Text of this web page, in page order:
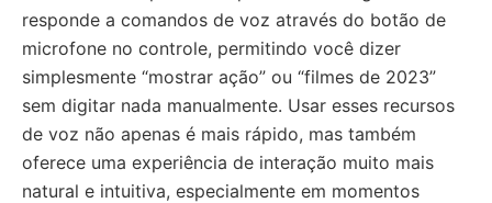
responde a comandos de voz através do botão de
microfone no controle, permitindo você dizer
simplesmente “mostrar ação” ou “filmes de 2023”
sem digitar nada manualmente. Usar esses recursos
de voz não apenas é mais rápido, mas também
oferece uma experiência de interação muito mais
natural e intuitiva, especialmente em momentos